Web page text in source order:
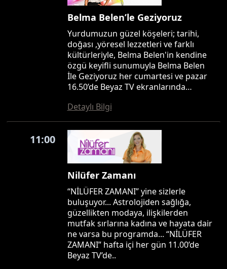
Belma Belen’le Geziyoruz
Yurdumuzun güzel köşeleri; tarihi,
doğası ,yöresel lezzetleri ve farklı
kültürleriyle, Belma Belen'in kendine
özgü keyifli sunumuyla Belma Belen
İle Geziyoruz her cumartesi ve pazar
16.50’de Beyaz TV ekranlarında…
Detaylı Bilgi
11:00
Nilüfer Zamanı
“NİLÜFER ZAMANI” yine sizlerle
buluşuyor... Astrolojiden sağlığa,
güzellikten modaya, ilişkilerden
mutfak sırlarına kadına ve hayata dair
ne varsa bu programda... “NİLÜFER
ZAMANI” hafta içi her gün 11.00’de
Beyaz TV’de..